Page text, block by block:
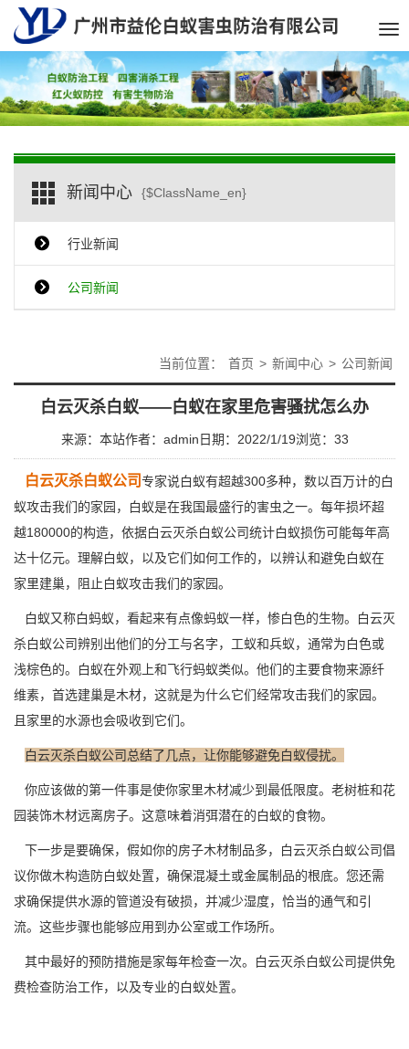
新闻中心 {$ClassName_en}
行业新闻
公司新闻
当前位置： 首页 > 新闻中心 > 公司新闻
白云灭杀白蚁——白蚁在家里危害骚扰怎么办
来源：本站作者：admin 日期：2022/1/19浏览： 33
白云灭杀白蚁公司专家说白蚁有超越300多种，数以百万计的白
蚁攻击我们的家园，白蚁是在我国最盛行的害虫之一。每年损坏超
越180000的构造，依据白云灭杀白蚁公司统计白蚁损伤可能每年高
达十亿元。理解白蚁，以及它们如何工作的，以辨认和避免白蚁在
家里建巢，阻止白蚁攻击我们的家园。
白蚁又称白蚂蚁，看起来有点像蚂蚁一样，惨白色的生物。白云灭
杀白蚁公司辨别出他们的分工与名字，工蚁和兵蚁， 通常为白色或
浅棕色的。白蚁在外观上和飞行蚂蚁类似。他们的主要食物来源纤
维素，首选建巢是木材，这就是为什么它们经常攻击我们的家园。
且家里的水源也会吸收到它们。
白云灭杀白蚁公司总结了几点，让你能够避免白蚁侵扰。
你应该做的第一件事是使你家里木材减少到最低限度。老树桩和花
园装饰木材远离房子。这意味着消弭潜在的白蚁的食物。
下一步是要确保，假如你的房子木材制品多，白云灭杀白蚁公司倡
议你做木构造防白蚁处置，确保混凝土或金属制品的根底。您还需
求确保提供水源的管道没有破损，并减少湿度，恰当的通气和引
流。这些步骤也能够应用到办公室或工作场所。
其中最好的预防措施是家每年检查一次。白云灭杀白蚁公司提供免
费检查防治工作，以及专业的白蚁处置。